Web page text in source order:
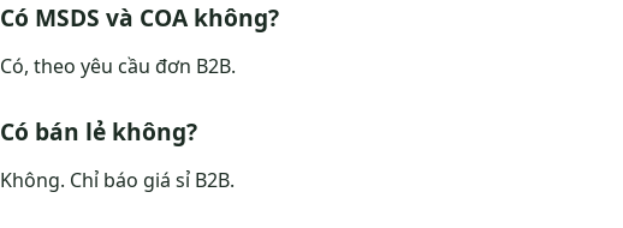
Có MSDS và COA không?
Có, theo yêu cầu đơn B2B.
Có bán lẻ không?
Không. Chỉ báo giá sỉ B2B.